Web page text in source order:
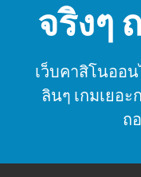
จริงๆ
เว็บคาสิโนออ
ลินๆ เกมเยอ
ถ